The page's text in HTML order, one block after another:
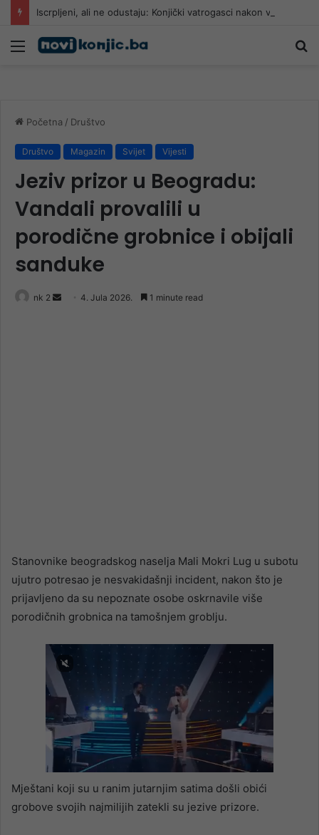
Meni
Početna / Društvo
Društvo Magazin Svijet Vijesti
Jeziv prizor u Beogradu:
Vandali provalili u
porodične grobnice i obijali
sanduke
nk 2
Send 4. Jula 2026. 1 minute read
Stanovnike beogradskog naselja Mali Mokri Lug u subotu
ujutro potresao je nesvakidašnji incident, nakon što je
prijavljeno da su nepoznate osobe oskrnavile više
porodičnih grobnica na tamošnjem groblju.
Mještani koji su u ranim jutarnjim satima došli obići
grobove svojih najmilijih zatekli su jezive prizore.